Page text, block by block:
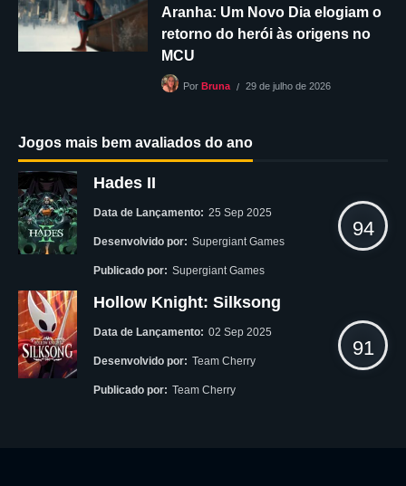
Aranha: Um Novo Dia elogiam o
retorno do herói às origens no
MCU
Por Bruna 29 de julho de 2026
Jogos mais bem avaliados do ano
Hades II
Data de Lançamento: 25 Sep 2025
Desenvolvido por: Supergiant Games
Publicado por: Supergiant Games
94
Hollow Knight: Silksong
Data de Lançamento: 02 Sep 2025
Desenvolvido por: Team Cherry
Publicado por: Team Cherry
91